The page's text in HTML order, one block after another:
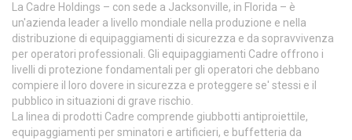
La Cadre Holdings – con sede a Jacksonville, in Florida – è
un'azienda leader a livello mondiale nella produzione e nella
distribuzione di equipaggiamenti di sicurezza e da sopravvivenza
per operatori professionali. Gli equipaggiamenti Cadre offrono i
livelli di protezione fondamentali per gli operatori che debbano
compiere il loro dovere in sicurezza e proteggere se' stessi e il
pubblico in situazioni di grave rischio.
La linea di prodotti Cadre comprende giubbotti antiproiettile,
equipaggiamenti per sminatori e artificieri, e buffetteria da